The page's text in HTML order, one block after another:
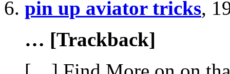
pin up aviator tricks,
… [Trackback]